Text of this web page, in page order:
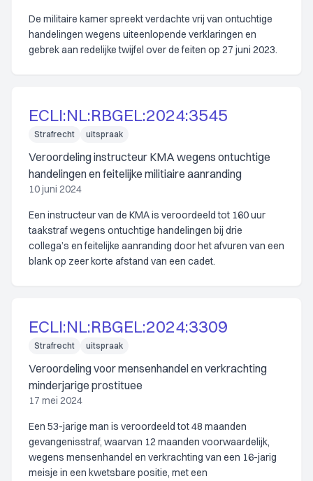
De militaire kamer spreekt verdachte vrij van ontuchtige
handelingen wegens uiteenlopende verklaringen en
gebrek aan redelijke twijfel over de feiten op 27 juni 2023.
ECLI:NL:RBGEL:2024:3545
Strafrecht uitspraak
Veroordeling instructeur KMA wegens ontuchtige
handelingen en feitelijke militiaire aanranding
10 juni 2024
Een instructeur van de KMA is veroordeeld tot 160 uur
taakstraf wegens ontuchtige handelingen bij drie
collega’s en feitelijke aanranding door het afvuren van een
blank op zeer korte afstand van een cadet.
ECLI:NL:RBGEL:2024:3309
Strafrecht uitspraak
Veroordeling voor mensenhandel en verkrachting
minderjarige prostituee
17 mei 2024
Een 53-jarige man is veroordeeld tot 48 maanden
gevangenisstraf, waarvan 12 maanden voorwaardelijk,
wegens mensenhandel en verkrachting van een 16-jarig
meisje in een kwetsbare positie, met een